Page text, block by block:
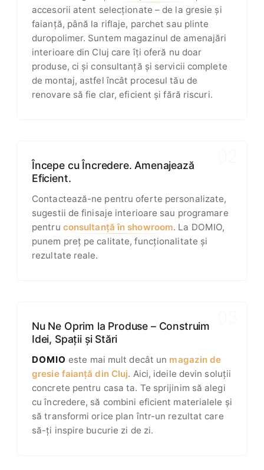
accesorii atent selecționate – de la gresie și
faianță, până la riflaje, parchet sau plinte
duropolimer. Suntem magazinul de amenajări
interioare din Cluj care îți oferă nu doar
produse, ci și consultanță și servicii complete
de montaj, astfel încât procesul tău de
renovare să fie clar, eficient și fără riscuri.
02
Începe cu Încredere. Amenajează
Eficient.
Contactează-ne pentru oferte personalizate,
sugestii de finisaje interioare sau programare
pentru consultanță în showroom. La DOMIO,
punem preț pe calitate, funcționalitate și
rezultate reale.
03
Nu Ne Oprim la Produse – Construim
Idei, Spații și Stări
DOMIO este mai mult decât un magazin de
gresie faianță din Cluj. Aici, ideile devin soluții
concrete pentru casa ta. Te sprijinim să alegi
cu încredere, să combini eficient materialele și
să transformi orice plan într-un rezultat care
să-ți inspire bucurie zi de zi.